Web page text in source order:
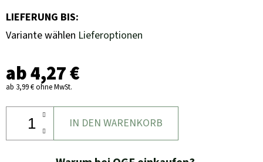
LIEFERUNG BIS:
Variante wählen Lieferoptionen
ab4,27 €
ab 3,99 €ohne MwSt.
IN DEN WARENKORB